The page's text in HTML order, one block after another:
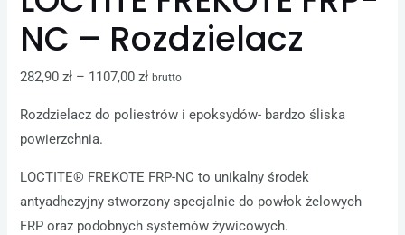
NC – Rozdzielacz
282,90zł – 1107,00zł brutto
Rozdzielacz do poliestrów i epoksydów- bardzo śliska
powierzchnia.
LOCTITE® FREKOTE FRP-NC to unikalny środek
antyadhezyjny stworzony specjalnie do powłok żelowych
FRP oraz podobnych systemów żywicowych.